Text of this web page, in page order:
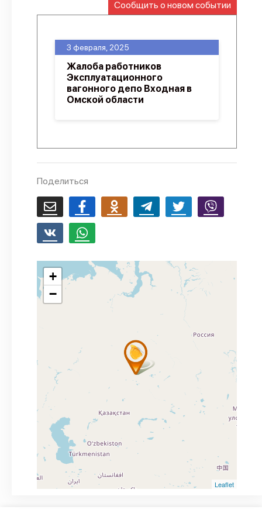
О проекте
Сообщить о новом событии
3 февраля, 2025
Жалоба работников
Эксплуатационного
вагонного депо Входная в
Омской области
Поделиться
+
−
Leaflet